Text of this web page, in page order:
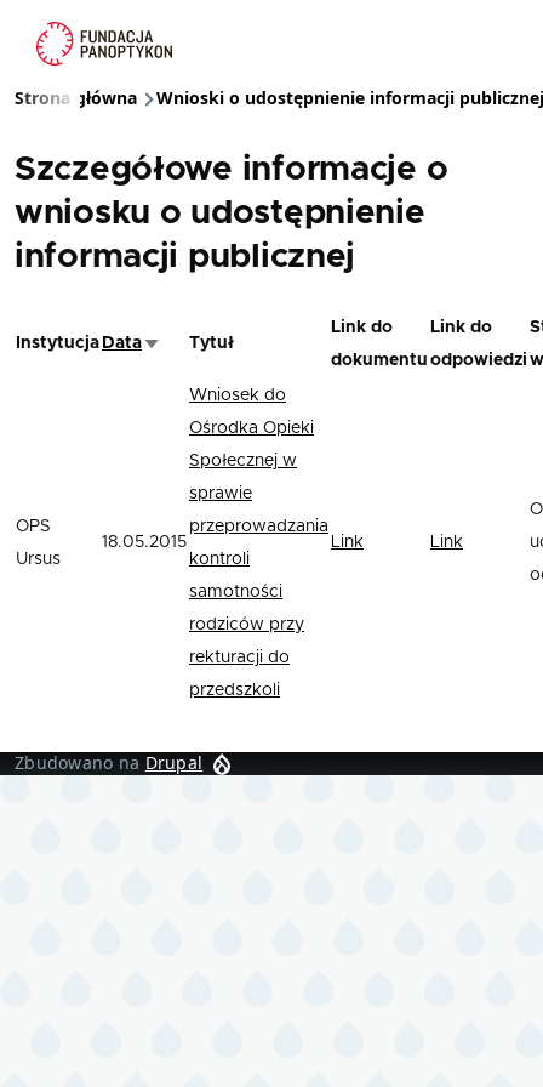
Ścieżka nawigacyjna
Strona główna Wnioski o udostępnienie informacji publicznej
Szczegółowe informacje o
wniosku o udostępnienie
informacji publicznej
Instytucja DataSortuj rosnąco
Tytuł
Link do
dokumentu
Link do
odpowiedzi
OPS
Ursus
18.05.2015
Wniosek do
Ośrodka Opieki
Społecznej w
sprawie
przeprowadzania
kontroli
samotności
rodziców przy
rekturacji do
przedszkoli
Link Link
Zbudowano na Drupal